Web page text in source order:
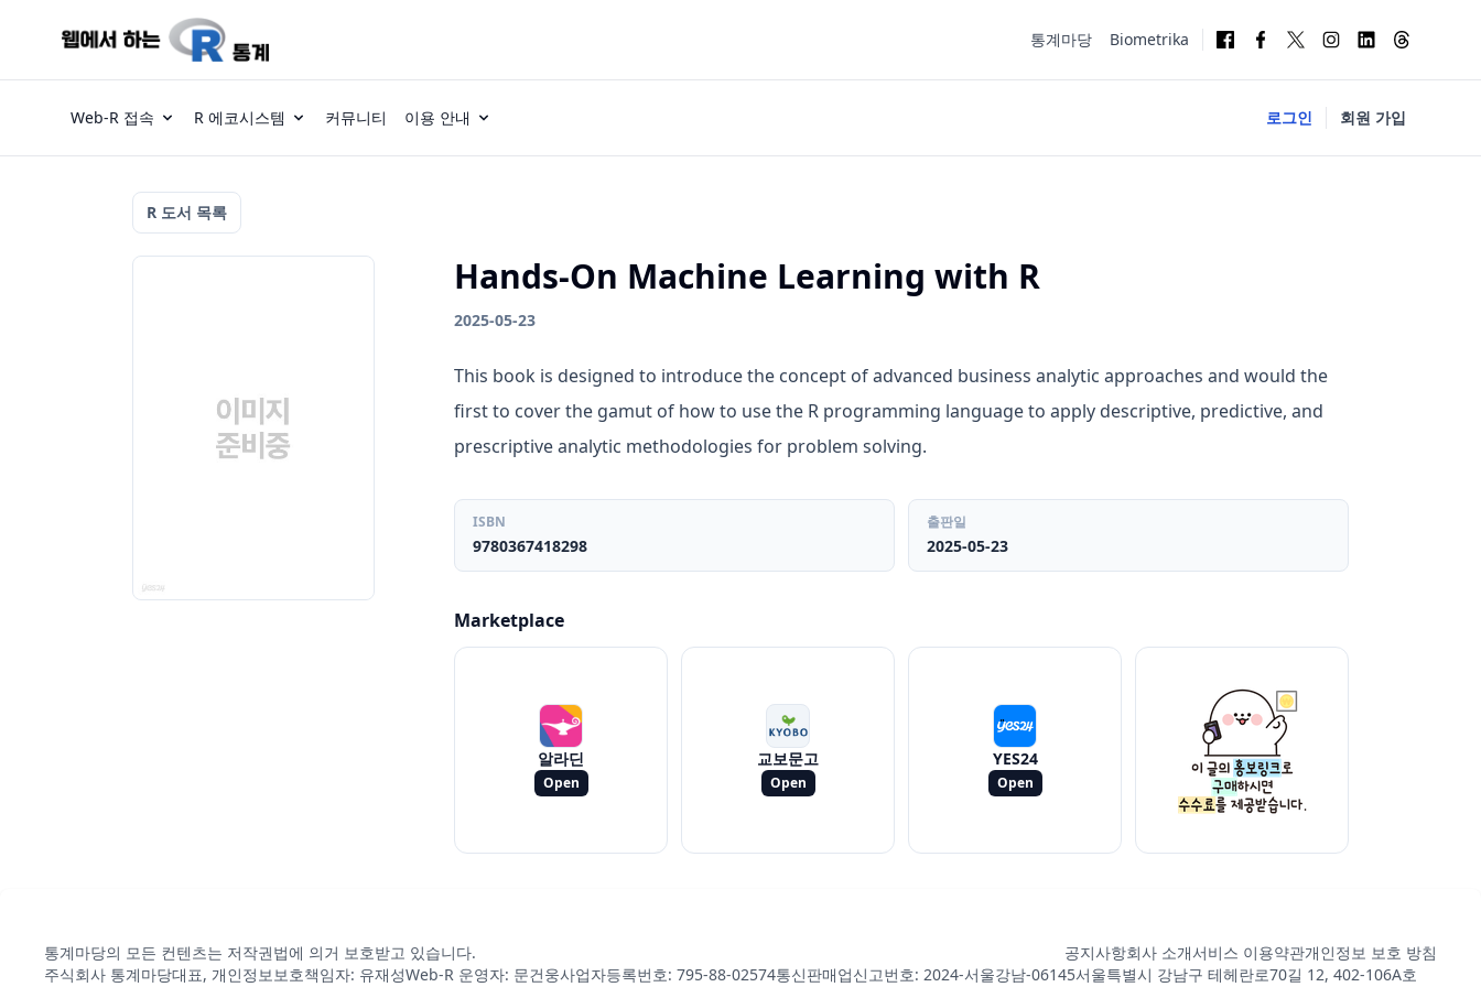
통계마당 Biometrika
Web-R 접속 R 에코시스템 커뮤니티 이용 안내 로그인 회원 가입
R 도서 목록
Hands-On Machine Learning with R
2025-05-23
This book is designed to introduce the concept of advanced business analytic approaches and would the
first to cover the gamut of how to use the R programming language to apply descriptive, predictive, and
prescriptive analytic methodologies for problem solving.
ISBN
9780367418298
출판일
2025-05-23
Marketplace
알라딘
Open
교보문고
Open
YES24
Open
통계마당의 모든 컨텐츠는 저작권법에 의거 보호받고 있습니다. 공지사항회사 소개서비스 이용약관개인정보 보호 방침
주식회사 통계마당대표, 개인정보보호책임자: 유재성Web-R 운영자: 문건웅사업자등록번호: 795-88-02574통신판매업신고번호: 2024-서울강남-06145서울특별시 강남구 테헤란로70길 12, 402-106A호